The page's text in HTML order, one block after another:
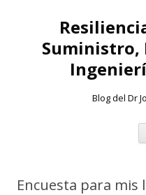
Suministro,
Blog del Dr
Encuesta para mis